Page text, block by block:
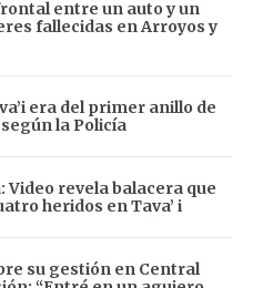
entre un auto y un
fallecidas en Arroyos y
era del primer anillo de
la Policía
Video revela balacera que
heridos en Tava’ i
su gestión en Central